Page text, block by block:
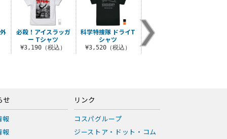
必殺！アイスラッガ
ー Tシャツ
¥3,190（税込）
科学特捜隊 ドライT
シャツ
¥3,520（税込）
ウルトラ警備隊 ドラ
せ
報
報
リンク
コスパグループ
ジーストア・ドット・コム